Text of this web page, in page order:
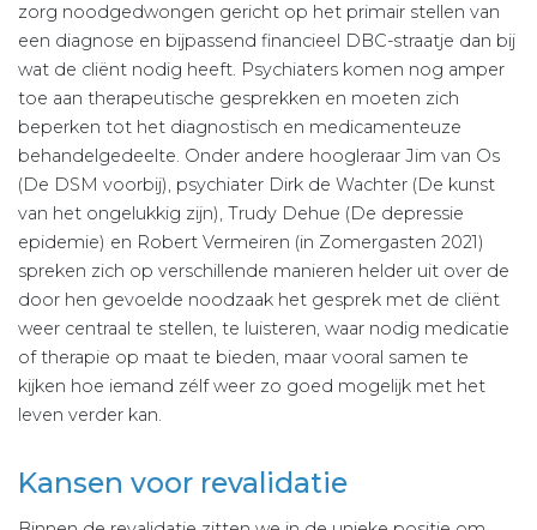
zorg noodgedwongen gericht op het primair stellen van
een diagnose en bijpassend financieel DBC-straatje dan bij
wat de cliënt nodig heeft. Psychiaters komen nog amper
toe aan therapeutische gesprekken en moeten zich
beperken tot het diagnostisch en medicamenteuze
behandelgedeelte. Onder andere hoogleraar Jim van Os
(De DSM voorbij), psychiater Dirk de Wachter (De kunst
van het ongelukkig zijn), Trudy Dehue (De depressie
epidemie) en Robert Vermeiren (in Zomergasten 2021)
spreken zich op verschillende manieren helder uit over de
door hen gevoelde noodzaak het gesprek met de cliënt
weer centraal te stellen, te luisteren, waar nodig medicatie
of therapie op maat te bieden, maar vooral samen te
kijken hoe iemand zélf weer zo goed mogelijk met het
leven verder kan.
Kansen voor revalidatie